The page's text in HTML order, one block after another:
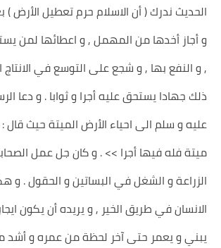
الحديث ندرك ( أن الاسلام حرم تعطيل الأرض )
و أجاز أخدها من المهمل , و اعطائها لمن
, و النفع بها , و شجع على التوسع في الانتاج
ذلك جهادا يستحق عليه أجرا و ثوابا . و دعا
عليه و سلم الى احياء الأرض الميتة حيث قال
ميتة فله فيها أجرا >> . و كان جل عمل
الزراعة و الشغل في البساتين و الحقول . و
الانسان في طريق الخير , و يريده أن يكون
يبني و يعمر حتى آخر لحظة من عمره و أشد